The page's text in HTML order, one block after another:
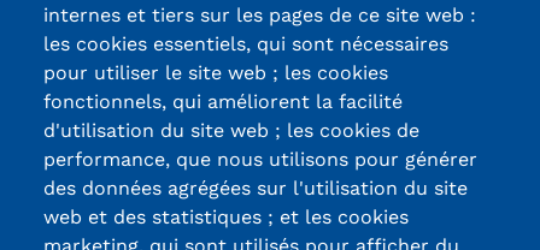
Infos partenaires
Liste des partenaires
Communication
Kits communications Cnam
Prospect
Certifications /
Labels qualité
internes et tiers sur les pages de ce site web :
les cookies essentiels, qui sont nécessaires
pour utiliser le site web ; les cookies
fonctionnels, qui améliorent la facilité
d'utilisation du site web ; les cookies de
performance, que nous utilisons pour générer
des données agrégées sur l'utilisation du site
web et des statistiques ; et les cookies